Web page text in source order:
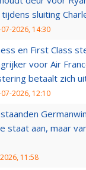
sluiting
2026, 14:30
en First Class
voor Air
betaalt zich
2026, 12:10
staat aan, maar
11:58